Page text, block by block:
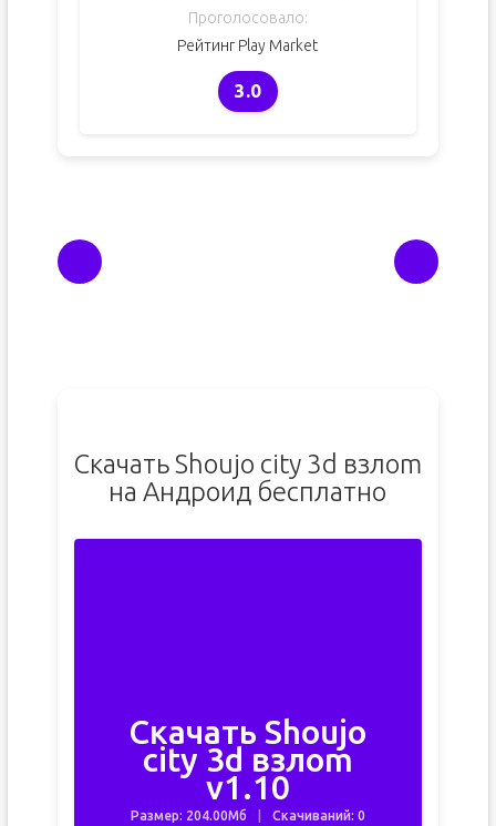
Проголосовало:
Рейтинг Play Market
3.0
Скачать Shoujo city 3d взлоm
на Андроид бесплатно
Скачать Shoujo
city 3d взлоm
v1.10
Размер: 204.00Мб Скачиваний: 0